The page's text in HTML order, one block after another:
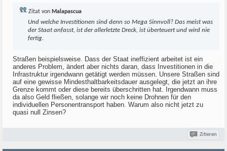
Zitat von Malapascua
Und welche Investitionen sind denn so Mega Sinnvoll? Das meist was
der Staat anfasst, ist der allerletzte Dreck, ist überteuert und wird nie
fertig.
Straßen beispielsweise. Dass der Staat ineffizient arbeitet ist ein
anderes Problem, ändert aber nichts daran, dass Investitionen in die
Infrastruktur irgendwann getätigt werden müssen. Unsere Straßen sind
auf eine gewisse Mindesthaltbarkeitsdauer ausgelegt, die jetzt an ihre
Grenze kommt oder diese bereits überschritten hat. Irgendwann muss
da also Geld fließen, solange wir noch keine Drohnen für den
individuellen Personentransport haben. Warum also nicht jetzt zu
quasi null Zinsen?
Zitieren